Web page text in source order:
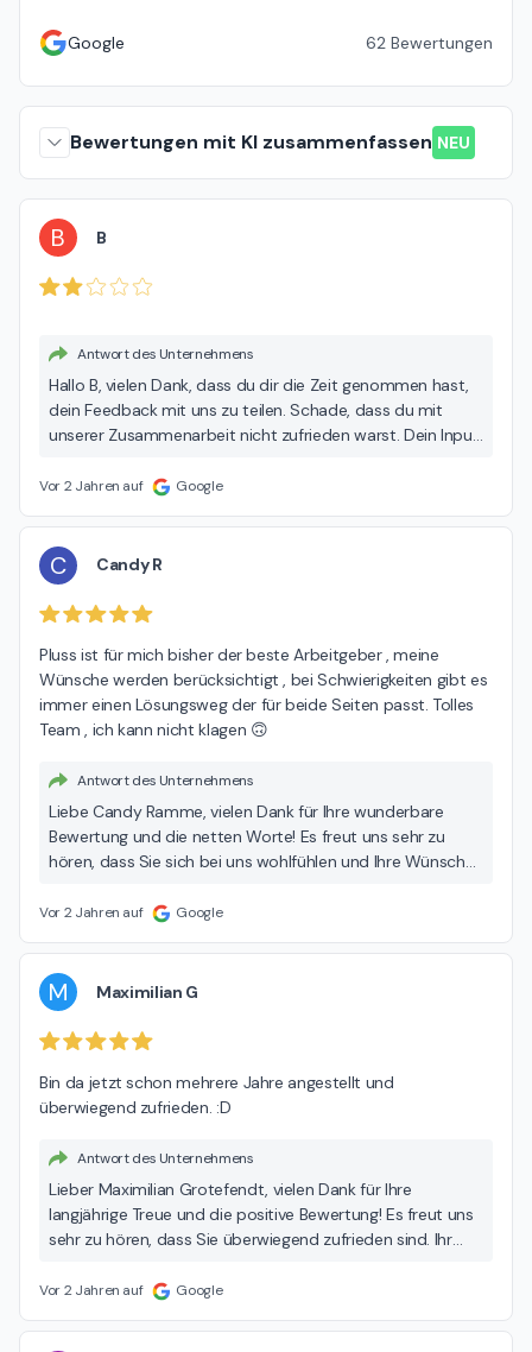
Google 62 Bewertungen
Bewertungen mit KI zusammenfassen NEU
B B
Antwort des Unternehmens
Hallo B, vielen Dank, dass du dir die Zeit genommen hast,
dein Feedback mit uns zu teilen. Schade, dass du mit
unserer Zusammenarbeit nicht zufrieden warst. Dein Input
Sterne-Vergabe zustande gekommen ist und wie wir uns
Vorschläge hast, schreib uns gerne eine E-Mail an
bewertungen@pluss.de. Wir sind offen für dein Feedback
und möchten eventuelle Probleme gerne klären, um dir in
Zukunft eine bessere Erfahrung zu bieten! :) Beste Grüße
Vor 2 Jahren auf Google
C Candy R
Pluss ist für mich bisher der beste Arbeitgeber , meine
Wünsche werden berücksichtigt , bei Schwierigkeiten gibt es
immer einen Lösungsweg der für beide Seiten passt. Tolles
Team , ich kann nicht klagen 🙃
Antwort des Unternehmens
Liebe Candy Ramme, vielen Dank für Ihre wunderbare
Bewertung und die netten Worte! Es freut uns sehr zu
hören, dass Sie sich bei uns wohlfühlen und Ihre Wünsche
Lösungen zu finden, die für alle Seiten passen. Ihr Lob an
weitere Zusammenarbeit mit Ihnen! Herzliche Grüße Ihr
pluss Lübeck Team
Vor 2 Jahren auf Google
M Maximilian G
Bin da jetzt schon mehrere Jahre angestellt und
überwiegend zufrieden. :D
Antwort des Unternehmens
Lieber Maximilian Grotefendt, vielen Dank für Ihre
langjährige Treue und die positive Bewertung! Es freut uns
sehr zu hören, dass Sie überwiegend zufrieden sind. Ihr
unser Bestes zu geben. Herzliche Grüße Ihr Team von
Vor 2 Jahren auf Google